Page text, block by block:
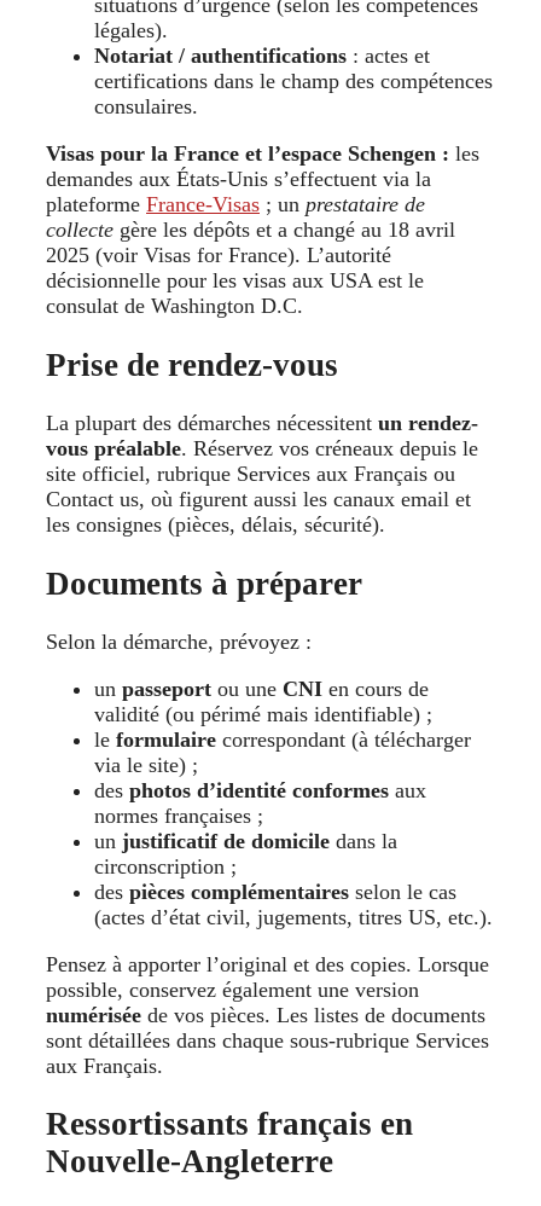
situations d’urgence (selon les compétences
légales).
Notariat / authentifications : actes et
certifications dans le champ des compétences
consulaires.
Visas pour la France et l’espace Schengen : les
demandes aux États-Unis s’effectuent via la
plateforme France-Visas ; un prestataire de
collecte gère les dépôts et a changé au 18 avril
2025 (voir Visas for France). L’autorité
décisionnelle pour les visas aux USA est le
consulat de Washington D.C.
Prise de rendez-vous
La plupart des démarches nécessitent un rendez-
vous préalable. Réservez vos créneaux depuis le
site officiel, rubrique Services aux Français ou
Contact us, où figurent aussi les canaux email et
les consignes (pièces, délais, sécurité).
Documents à préparer
Selon la démarche, prévoyez :
un passeport ou une CNI en cours de
validité (ou périmé mais identifiable) ;
le formulaire correspondant (à télécharger
via le site) ;
des photos d’identité conformes aux
normes françaises ;
un justificatif de domicile dans la
circonscription ;
des pièces complémentaires selon le cas
(actes d’état civil, jugements, titres US, etc.).
Pensez à apporter l’original et des copies. Lorsque
possible, conservez également une version
numérisée de vos pièces. Les listes de documents
sont détaillées dans chaque sous-rubrique Services
aux Français.
Ressortissants français en
Nouvelle-Angleterre